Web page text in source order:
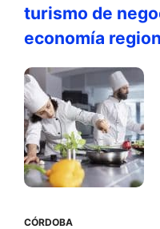
turismo de
economía
CÓRDOBA